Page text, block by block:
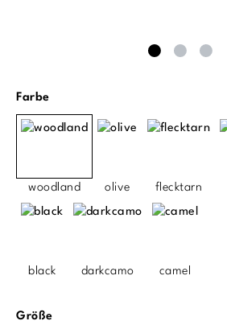
Farbeauswählen
woodland olive flecktarn
black darkcamo camel
Größeauswählen